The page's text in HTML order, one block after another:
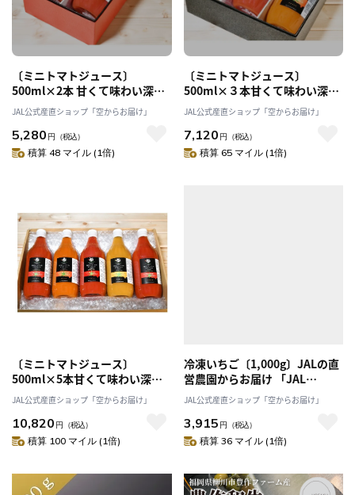
〔ミニトマトジュース〕
500ml×2本 甘くて味わい深い
本物！「くまさんファーム」
JAL公式産直ショップ「空からお届け」
5,280 円 （税込）
積算 48 マイル (1倍)
〔ミニトマトジュース〕
500ml×３本甘くて味わい深い
本物！「くまさんファーム」
JAL公式産直ショップ「空からお届け」
7,120 円 （税込）
積算 65 マイル (1倍)
〔ミニトマトジュース〕
500ml×5本甘くて味わい深い
本物！「くまさんファーム」
JAL公式産直ショップ「空からお届け」
10,820 円 （税込）
積算 100 マイル (1倍)
冷凍いちご〔1,000g〕JALの直
営農園からお届け 「JAL
Agriport」送料無料
JAL公式産直ショップ「空からお届け」
3,915 円 （税込）
積算 36 マイル (1倍)